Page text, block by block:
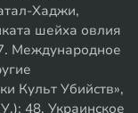
Хаджи,
шейха овлия
Международное
Культ Убийств»,
48. Украинское